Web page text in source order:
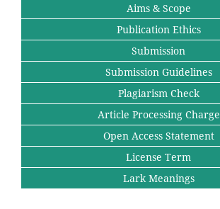
Aims & Scope
Publication Ethics
Submission
Submission Guidelines
Plagiarism Check
Article Processing Charge
Open Access Statement
License Term
Lark Meanings